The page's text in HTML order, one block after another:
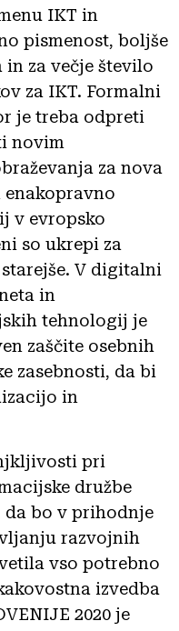
IKT in
pismenost, boljše
za večje število
za IKT. Formalni
je treba odpreti
novim
za nova
v evropsko
so ukrepi za
V digitalni
in
tehnologij je
zaščite osebnih
zasebnosti, da bi
in
pri
družbe
da bo v prihodnje
razvojnih
vso potrebno
izvedba
2020 je